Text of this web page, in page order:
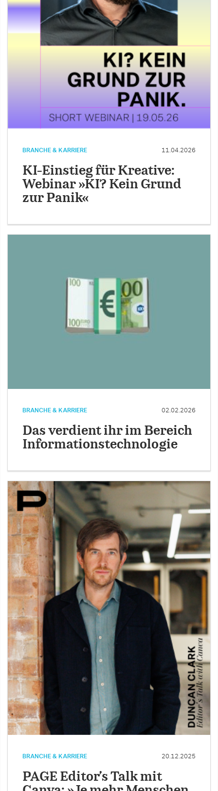
BRANCHE & KARRIERE 11.04.2026
KI-Einstieg für Kreative:
Webinar »KI? Kein Grund
zur Panik«
BRANCHE & KARRIERE 02.02.2026
Das verdient ihr im Bereich
Informationstechnologie
BRANCHE & KARRIERE 20.12.2025
PAGE Editor’s Talk mit